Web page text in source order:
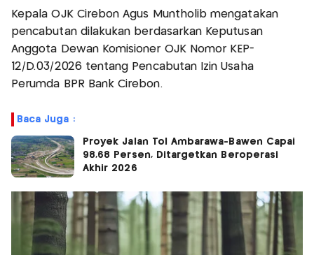
Kepala OJK Cirebon Agus Muntholib mengatakan
pencabutan dilakukan berdasarkan Keputusan
Anggota Dewan Komisioner OJK Nomor KEP-
12/D.03/2026 tentang Pencabutan Izin Usaha
Perumda BPR Bank Cirebon.
Baca Juga :
Proyek Jalan Tol Ambarawa-Bawen Capai
98,68 Persen, Ditargetkan Beroperasi
Akhir 2026